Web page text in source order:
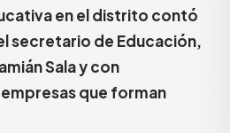
en el distrito contó
secretario de Educación,
Sala y con
que forman